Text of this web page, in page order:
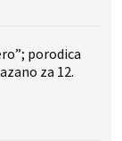
porodica
za 12.